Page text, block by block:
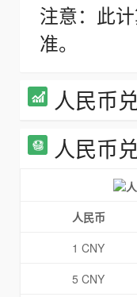
注意：此
准。
人民币
人民币
人民币
1 CNY
5 CNY